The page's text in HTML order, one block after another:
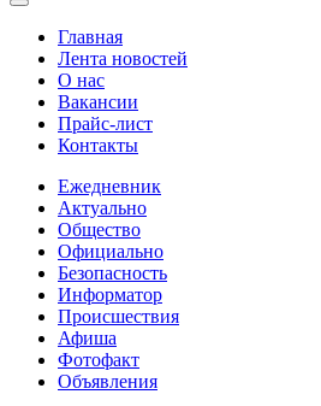
Главная
Лента новостей
О нас
Вакансии
Прайс-лист
Контакты
Ежедневник
Актуально
Общество
Официально
Безопасность
Информатор
Происшествия
Афиша
Фотофакт
Объявления